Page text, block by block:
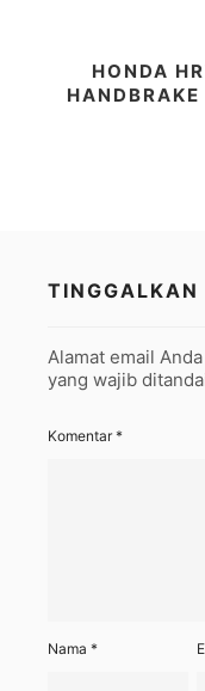
HONDA
TINGGALKAN
Alamat email
yang wajib
Komentar*
Nama *